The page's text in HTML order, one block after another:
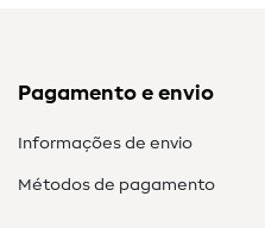
Pagamento e envio
Informações de envio
Métodos de pagamento